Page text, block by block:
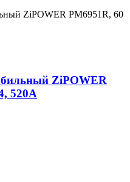
ZiPOWER
520А